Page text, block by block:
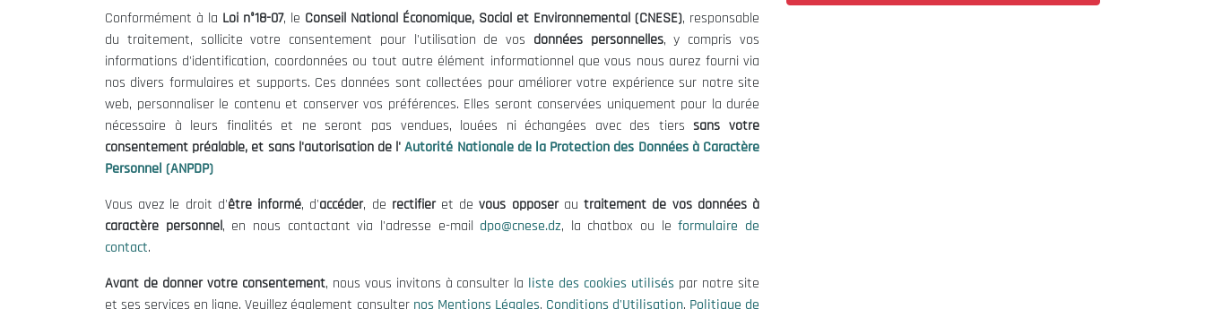
Rapports de la troisième
assemblée générale 2022
3 jours 8 heures 45 minutes
Le CNESE
A Propos
Appels d'offres et Consultations
(+213) 021 98 01 00|01|02
contact@cnese.dz
Conformément à la Loi n°18-07, le Conseil National Économique, Social et Environnemental (CNESE), responsable
du traitement, sollicite votre consentement pour l'utilisation de vos données personnelles, y compris vos
informations d'identification, coordonnées ou tout autre élément informationnel que vous nous aurez fourni via
nos divers formulaires et supports. Ces données sont collectées pour améliorer votre expérience sur notre site
web, personnaliser le contenu et conserver vos préférences. Elles seront conservées uniquement pour la durée
nécessaire à leurs finalités et ne seront pas vendues, louées ni échangées avec des tierssans votre
consentement préalable, et sans l'autorisation de l' Autorité Nationale de la Protection des Données à Caractère
Personnel (ANPDP)
Vous avez le droit d'être informé, d'accéder, de rectifieret devous opposerautraitement de vos données à
caractère personnel, en nous contactant via l'adresse e-mail dpo@cnese.dz, la chatbox ou leformulaire de
contact.
Avant de donner votre consentement, nous vous invitons à consulter la liste des cookies utilisés par notre site
et ses services en ligne. Veuillez également consulter nos Mentions Légales, Conditions d'Utilisation, Politique de